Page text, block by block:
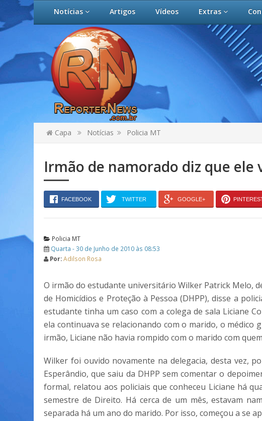
Notícias Artigos Vídeos Extras
Capa Notícias Policia MT
Irmão de namorado diz que
FACEBOOK TWITTER GOOGLE+
Policia MT
Quarta - 30 de Junho de 2010 às 08:53
Por:Adilson Rosa
O irmão do estudante universitário Wilker Patrick Melo,
de Homicídios e Proteção à Pessoa (DHPP), disse a
estudante tinha um caso com a colega de sala Liciane
ela continuava se relacionando com o marido, o médico
irmão, Liciane não havia rompido com o marido com
Wilker foi ouvido novamente na delegacia, desta vez,
Esperândio, que saiu da DHPP sem comentar o
formal, relatou aos policiais que conheceu Liciane há
semestre de Direito. Há cerca de um mês, estavam
separada há um ano do marido. Por isso, começou a se